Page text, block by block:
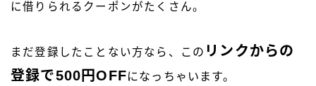
に借りられるクーポンがたくさん。
まだ登録したことない方なら、 この リンクからの
登録で500円OFFになっちゃいます。